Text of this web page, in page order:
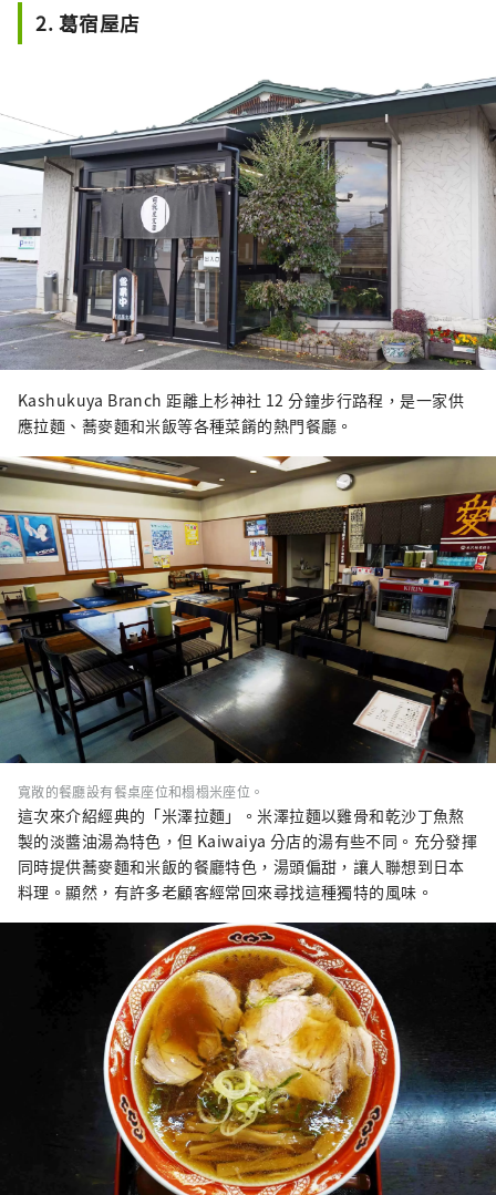
2. 葛宿屋店
Kashukuya Branch 距離上杉神社 12 分鐘步行路程，是一家供
應拉麵、蕎麥麵和米飯等各種菜餚的熱門餐廳。
寬敞的餐廳設有餐桌座位和榻榻米座位。
這次來介紹經典的「米澤拉麵」。米澤拉麵以雞骨和乾沙丁魚熬
製的淡醬油湯為特色，但 Kaiwaiya 分店的湯有些不同。充分發揮
同時提供蕎麥麵和米飯的餐廳特色，湯頭偏甜，讓人聯想到日本
料理。顯然，有許多老顧客經常回來尋找這種獨特的風味。